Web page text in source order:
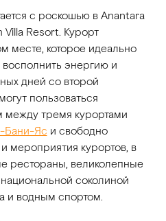
с роскошью в Anantara
Villa Resort. Курорт
месте, которое идеально
восполнить энергию и
дней со второй
пользоваться
тремя курортами
Бани-Яс и свободно
мероприятия курортов, в
рестораны, великолепные
соколиной
и водным спортом.